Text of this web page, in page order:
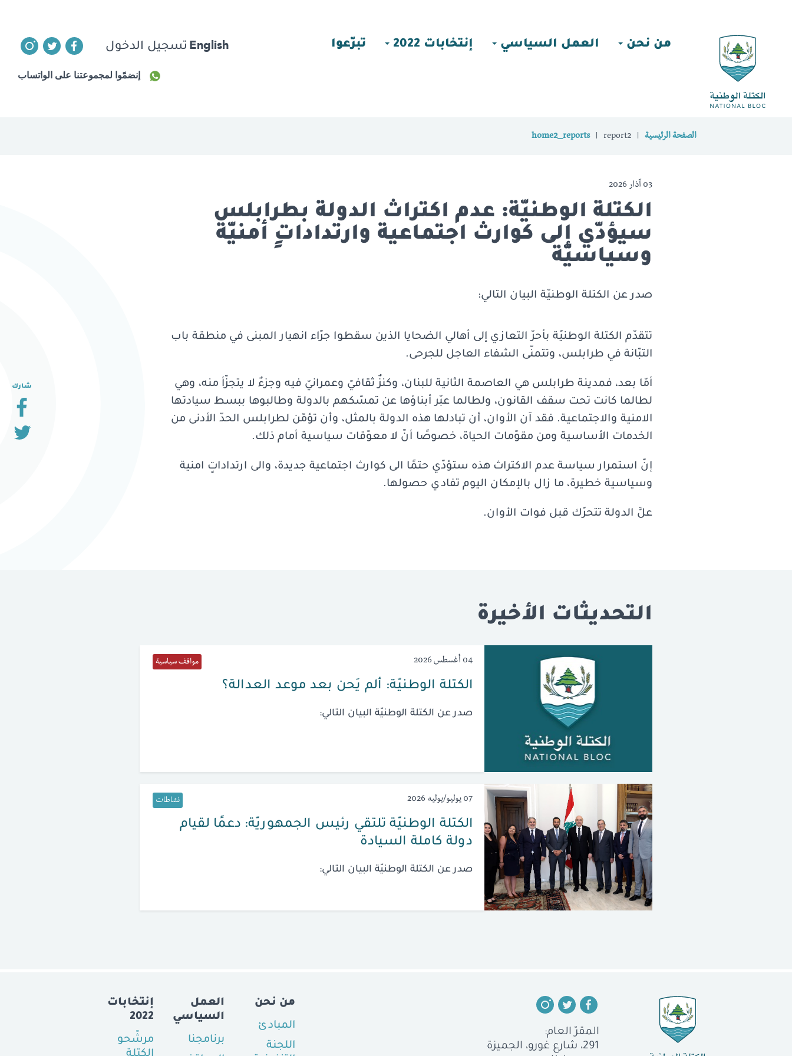
English تسجيل الدخول
إنضمّوا لمجموعتنا على الواتساب
تبرّعوا إنتخابات 2022 العمل السياسي من نحن
شارك
الصفحة الرئيسية home2_reports report2
03 آذار 2026
الكتلة الوطنيّة: عدم اكتراث الدولة بطرابلس
سيؤدّي إلى كوارث اجتماعية وارتداداتٍ أمنيّة
وسياسيّة
صدر عن الكتلة الوطنيّة البيان التالي:
تتقدّم الكتلة الوطنيّة بأحرّ التعازي إلى أهالي الضحايا الذين سقطوا جرّاء انهيار المبنى في منطقة باب
التبّانة في طرابلس، وتتمنّى الشفاء العاجل للجرحى.
أمّا بعد، فمدينة طرابلس هي العاصمة الثانية للبنان، وكنزٌ ثقافيّ وعمرانيّ فيه وجزءٌ لا يتجزّأ منه، وهي
لطالما كانت تحت سقف القانون، ولطالما عبّر أبناؤها عن تمسّكهم بالدولة وطالبوها ببسط سيادتها
الامنية والاجتماعية. فقد آن الأوان، أن تبادلها هذه الدولة بالمثل، وأن تؤمّن لطرابلس الحدّ الأدنى من
الخدمات الأساسية ومن مقوّمات الحياة، خصوصًا أنّ لا معوّقات سياسية أمام ذلك.
إنّ استمرار سياسة عدم الاكتراث هذه ستؤدّي حتمًا الى كوارث اجتماعية جديدة، والى ارتداداتٍ امنية
وسياسية خطيرة، ما زال بالإمكان اليوم تفادي حصولها.
علَّ الدولة تتحرّك قبل فوات الأوان.
التحديثات الأخيرة
04 أغسطس 2026 مواقف سياسية
الكتلة الوطنيّة: ألم يَحن بعد موعد العدالة؟
صدر عن الكتلة الوطنيّة البيان التالي:
07 يوليو/يوليه 2026 نشاطات
الكتلة الوطنيّة تلتقي رئيس الجمهوريّة: دعمًا لقيام
دولة كاملة السيادة
صدر عن الكتلة الوطنيّة البيان التالي:
إنتخابات
2022
مرشّحو
العمل
السياسي
برنامجنا
من نحن
المبادئ
اللجنة
المقرّ العام:
291، شارع غورو، الجميزة